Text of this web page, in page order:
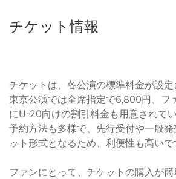
チケット情報
チケットは、各公演の標準料金が設
東京公演では全席指定で6,800円、フ
にU-20向けの割引料金も用意されて
予約方法も多様で、先行受付や一般
ット形式となるため、利便性も高いで
ファンにとって、チケットの購入が